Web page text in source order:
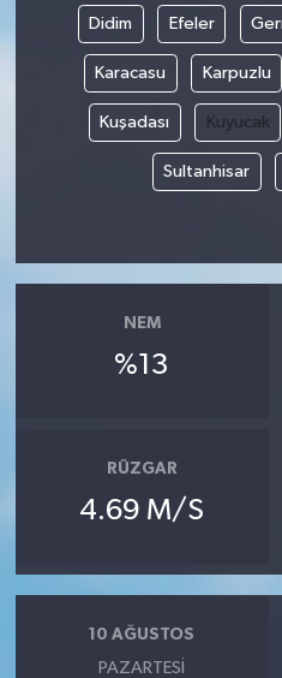
Didim Efeler
Karacasu Karpuzlu
Kuşadası Kuyucak
Sultanhisar
NEM
%13
RÜZGAR
4.69 M/S
10 AĞUSTOS
PAZARTESI